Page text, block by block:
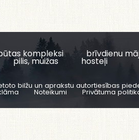
kompleksi brīvdienu
pilis, muižas hosteļi
bilžu un aprakstu autortiesības
Noteikumi Privātuma